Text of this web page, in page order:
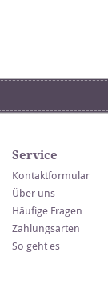
Service
Kontaktformular
Über uns
Häufige Fragen
Zahlungsarten
So geht es